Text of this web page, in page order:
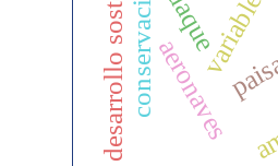
aeronaves
conservación
desarrollo sostenible